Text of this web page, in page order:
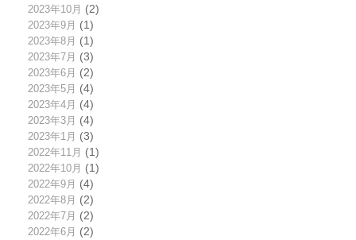
2023年10月 (2)
2023年9月 (1)
2023年8月 (1)
2023年7月 (3)
2023年6月 (2)
2023年5月 (4)
2023年4月 (4)
2023年3月 (4)
2023年1月 (3)
2022年11月 (1)
2022年10月 (1)
2022年9月 (4)
2022年8月 (2)
2022年7月 (2)
2022年6月 (2)